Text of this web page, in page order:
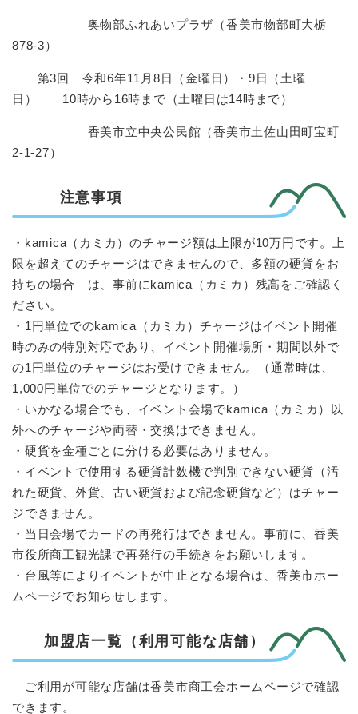
奥物部ふれあいプラザ（香美市物部町大栃
878-3）
第3回 令和6年11月8日（金曜日）・9日（土曜
日） 10時から16時まで（土曜日は14時まで）​
香美市立中央公民館（香美市土佐山田町宝町
2-1-27）
注意事項
・kamica（カミカ）のチャージ額は上限が10万円です。上
限を超えてのチャージはできませんので、多額の硬貨をお
持ちの場合 は、事前にkamica（カミカ）残高をご確認く
ださい。
・1円単位でのkamica（カミカ）チャージはイベント開催
時のみの特別対応であり、イベント開催場所・期間以外で
の1円単位のチャージはお受けできません。（通常時は、
1,000円単位でのチャージとなります。）
・いかなる場合でも、イベント会場でkamica（カミカ）以
外へのチャージや両替・交換はできません。
・硬貨を金種ごとに分ける必要はありません。
・イベントで使用する硬貨計数機で判別できない硬貨（汚
れた硬貨、外貨、古い硬貨および記念硬貨など）はチャー
ジできません。
・当日会場でカードの再発行はできません。事前に、香美
市役所商工観光課で再発行の手続きをお願いします。
・台風等によりイベントが中止となる場合は、香美市ホー
ムページでお知らせします。
加盟店一覧（利用可能な店舗）
ご利用が可能な店舗は香美市商工会ホームページで確認
できます。